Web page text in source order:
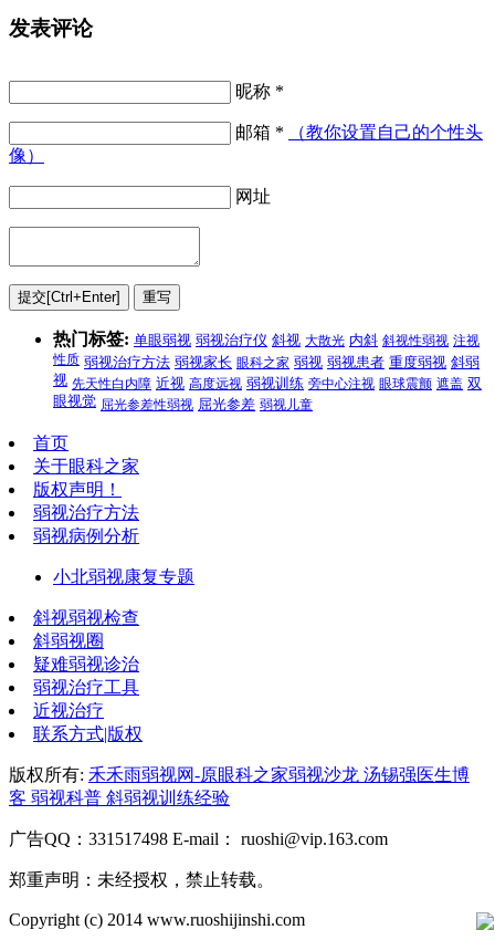
发表评论
昵称 *
邮箱 *
（教你设置自己的个性头
像）
网址
热门标签: 单眼弱视 弱视治疗仪 斜视 大散光 内斜 斜视性弱视 注视
性质 弱视治疗方法 弱视家长 眼科之家 弱视 弱视患者 重度弱视 斜弱
视 先天性白内障 近视 高度远视 弱视训练 旁中心注视 眼球震颤 遮盖 双
眼视觉 屈光参差性弱视 屈光参差 弱视儿童
首页
关于眼科之家
版权声明！
弱视治疗方法
弱视病例分析
小北弱视康复专题
斜视弱视检查
斜弱视圈
疑难弱视诊治
弱视治疗工具
近视治疗
联系方式|版权
版权所有: 禾禾雨弱视网-原眼科之家弱视沙龙 汤锡强医生博
客 弱视科普 斜弱视训练经验
广告QQ：331517498 E-mail： ruoshi@vip.163.com
郑重声明：未经授权，禁止转载。
Copyright (c) 2014 www.ruoshijinshi.com